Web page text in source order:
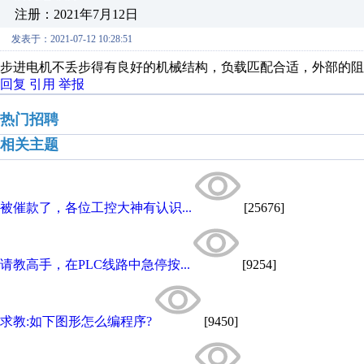
注册：2021年7月12日
发表于：2021-07-12 10:28:51
步进电机不丢步得有良好的机械结构，负载匹配合适，外部的
回复 引用 举报
热门招聘
相关主题
被催款了，各位工控大神有认识... [25676]
请教高手，在PLC线路中急停按... [9254]
求教:如下图形怎么编程序? [9450]